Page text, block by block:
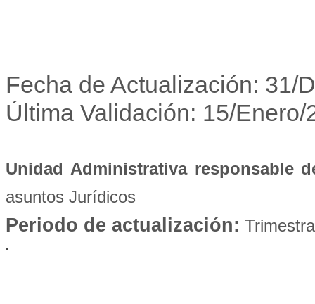
Fecha de Actualización: 31/
Última Validación: 15/Enero/
Unidad Administrativa responsable
asuntos Jurídicos
Periodo de actualización:
.